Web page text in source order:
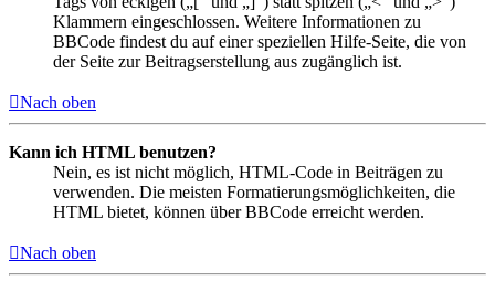
Klammern eingeschlossen. Weitere Informationen zu
BBCode findest du auf einer speziellen Hilfe-Seite, die von
der Seite zur Beitragserstellung aus zugänglich ist.
Nach oben
Kann ich HTML benutzen?
Nein, es ist nicht möglich, HTML-Code in Beiträgen zu
verwenden. Die meisten Formatierungsmöglichkeiten, die
HTML bietet, können über BBCode erreicht werden.
Nach oben